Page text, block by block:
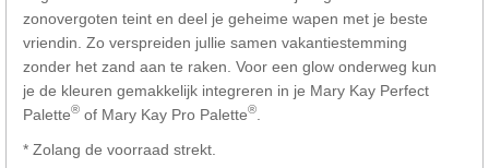
zonovergoten teint en deel je geheime wapen met je beste
vriendin. Zo verspreiden jullie samen vakantiestemming
zonder het zand aan te raken. Voor een glow onderweg kun
je de kleuren gemakkelijk integreren in je Mary Kay Perfect
Palette® of Mary Kay Pro Palette®
* Zolang de voorraad strekt.